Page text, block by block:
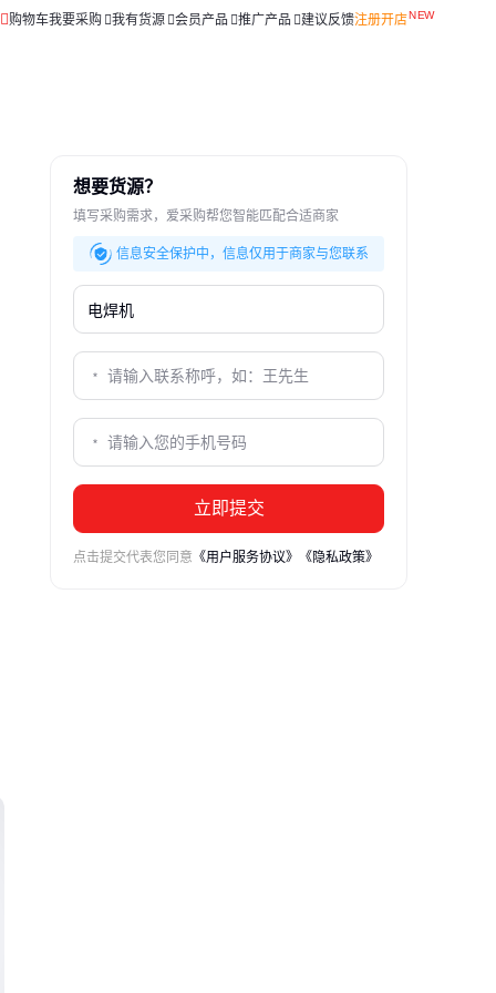
购物车我要采购 我有货源 会员产品 推广产品 建议反馈注册开店
想要货源？
填写采购需求，爱采购帮您智能匹配合适商家
信息安全保护中，信息仅用于商家与您联系
立即提交
点击提交代表您同意 《用户服务协议》 《隐私政策》